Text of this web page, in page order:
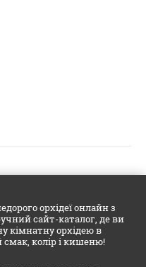
орхідеї онлайн з
сайт-каталог, де ви
кімнатну орхідею в
колір і кишеню!